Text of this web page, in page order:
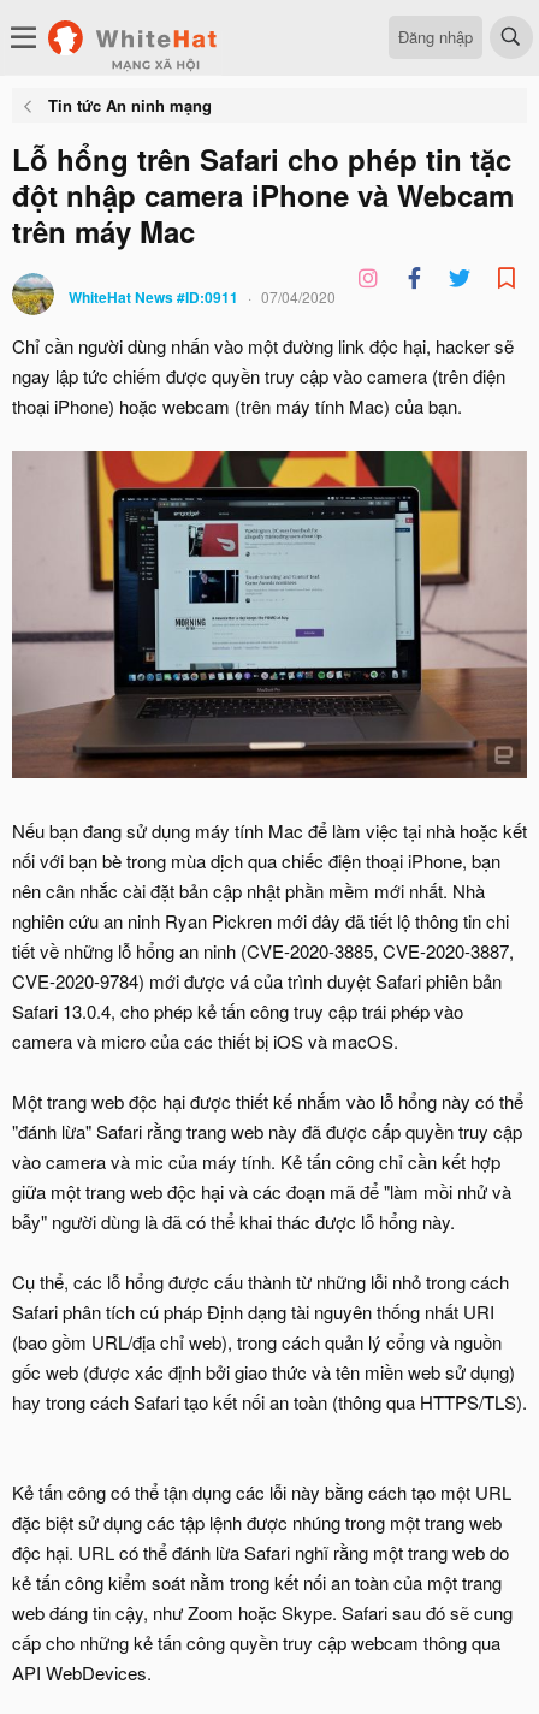
Đăng nhập
Tin tức An ninh mạng
Lỗ hổng trên Safari cho phép tin tặc
đột nhập camera iPhone và Webcam
trên máy Mac
WhiteHat News #ID:0911 07/04/2020
Chỉ cần người dùng nhấn vào một đường link độc hại, hacker sẽ
ngay lập tức chiếm được quyền truy cập vào camera (trên điện
thoại iPhone) hoặc webcam (trên máy tính Mac) của bạn.
Nếu bạn đang sử dụng máy tính Mac để làm việc tại nhà hoặc kết
nối với bạn bè trong mùa dịch qua chiếc điện thoại iPhone, bạn
nên cân nhắc cài đặt bản cập nhật phần mềm mới nhất. Nhà
nghiên cứu an ninh Ryan Pickren mới đây đã tiết lộ thông tin chi
tiết về những lỗ hổng an ninh (CVE-2020-3885, CVE-2020-3887,
CVE-2020-9784) mới được vá của trình duyệt Safari phiên bản
Safari 13.0.4, cho phép kẻ tấn công truy cập trái phép vào
camera và micro của các thiết bị iOS và macOS.
Một trang web độc hại được thiết kế nhắm vào lỗ hổng này có thể
"đánh lừa" Safari rằng trang web này đã được cấp quyền truy cập
vào camera và mic của máy tính. Kẻ tấn công chỉ cần kết hợp
giữa một trang web độc hại và các đoạn mã để "làm mồi nhử và
bẫy" người dùng là đã có thể khai thác được lỗ hổng này.
Cụ thể, các lỗ hổng được cấu thành từ những lỗi nhỏ trong cách
Safari phân tích cú pháp Định dạng tài nguyên thống nhất URI
(bao gồm URL/địa chỉ web), trong cách quản lý cổng và nguồn
gốc web (được xác định bởi giao thức và tên miền web sử dụng)
hay trong cách Safari tạo kết nối an toàn (thông qua HTTPS/TLS).
Kẻ tấn công có thể tận dụng các lỗi này bằng cách tạo một URL
đặc biệt sử dụng các tập lệnh được nhúng trong một trang web
độc hại. URL có thể đánh lừa Safari nghĩ rằng một trang web do
kẻ tấn công kiểm soát nằm trong kết nối an toàn của một trang
web đáng tin cậy, như Zoom hoặc Skype. Safari sau đó sẽ cung
cấp cho những kẻ tấn công quyền truy cập webcam thông qua
API WebDevices.